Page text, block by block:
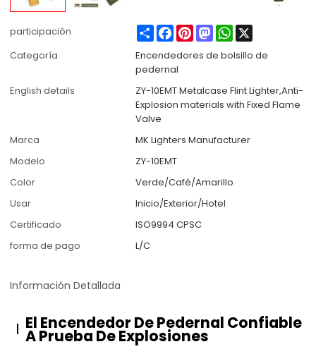
participación ShareFacebook
PinterestMastodonWhatsApp
Categoría
Encendedores de bolsillo de
pedernal
English details
ZY-10EMT Metalcase Flint Lighter,Anti-
Explosion materials with Fixed Flame
Valve
Marca
MK Lighters Manufacturer
Modelo
ZY-10EMT
Color
Verde/Café/Amarillo
Usar
Inicio/Exterior/Hotel
Certificado
ISO9994 CPSC
forma de pago
L/C
Información Detallada
El Encendedor De Pedernal Confiable
A Prueba De Explosiones